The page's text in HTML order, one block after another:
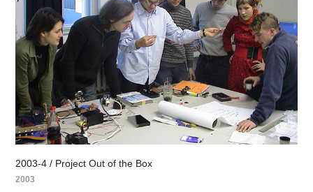
2003-4 / Project Out of the Box
2003